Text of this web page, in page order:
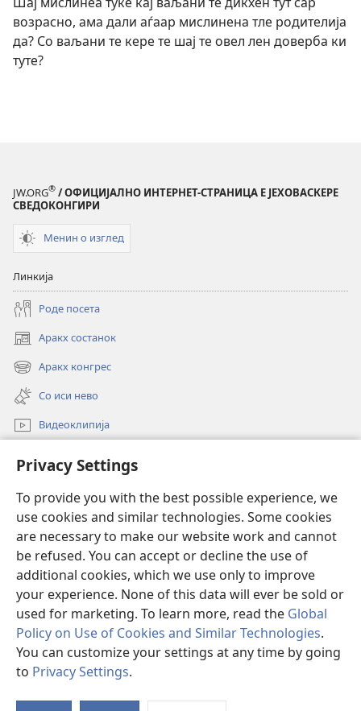
Privacy Settings
To provide you with the best possible experience, we
use cookies and similar technologies. Some cookies
are necessary to make our website work and cannot
be refused. You can accept or decline the use of
additional cookies, which we use only to improve
your experience. None of this data will ever be sold or
used for marketing. To learn more, read the Global
Policy on Use of Cookies and Similar Technologies.
You can customize your settings at any time by going
to Privacy Settings.
возрасно, ама дали аѓаар мислинена тле родителија
да? Со ваљани те кере те шај те овел лен доверба ки
туте?
JW.ORG® / ОФИЦИЈАЛНО ИНТЕРНЕТ-СТРАНИЦА Е ЈЕХОВАСКЕРЕ
СВЕДОКОНГИРИ
Менин о изглед
Линкија
Роде посета
Аракх состанок
(opens
new
window)
Аракх конгрес
(opens
new
window)
Со иси нево
Видеоклипија
Донацие
(opens
new
window)
ОНЛАЈН БИБЛИОТЕКА Watchtower
(opens
new
window)JW Hub ®
(opens
new
window)
Copyright© 2026 Watch Tower Bible and Tract Society of Pennsylvania.
ПРАВИЛА КОРИСТИБАСКЕ